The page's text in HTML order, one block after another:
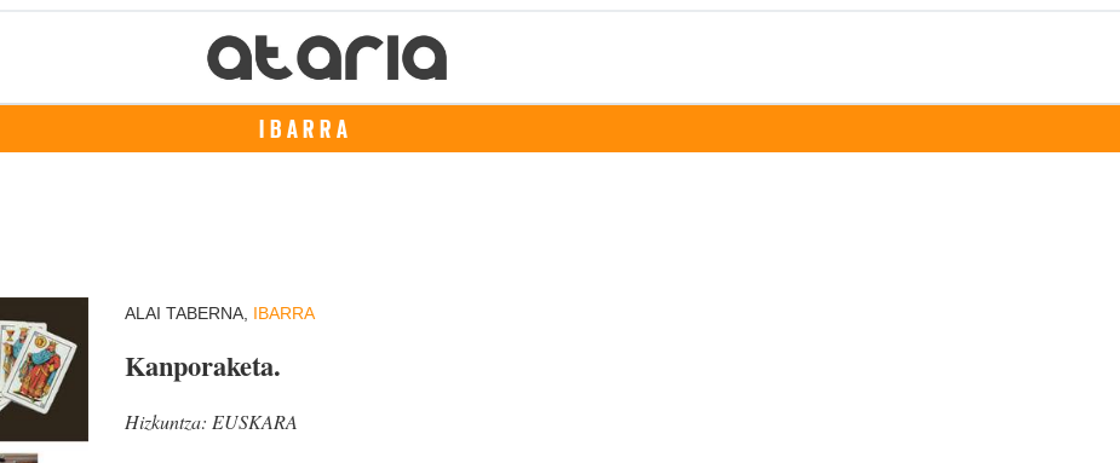
IBARRA
ALAI TABERNA, IBARRA
Kanporaketa.
Hizkuntza: EUSKARA